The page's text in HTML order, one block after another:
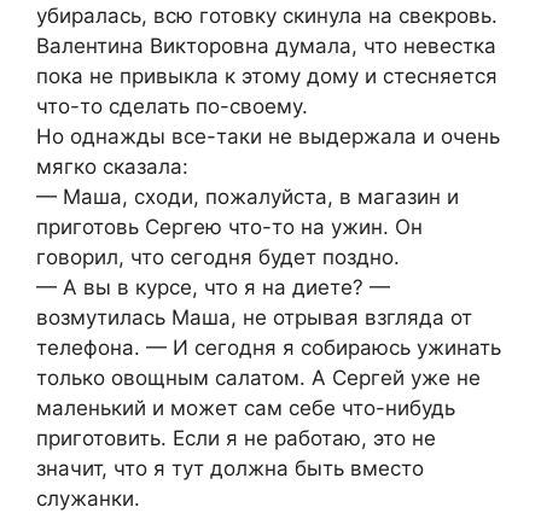
убиралась, всю готовку скинула на свекровь.
Валентина Викторовна думала, что невестка
пока не привыкла к этому дому и стесняется
что-то сделать по-своему.
Но однажды все-таки не выдержала и очень
мягко сказала:
— Маша, сходи, пожалуйста, в магазин и
приготовь Сергею что-то на ужин. Он
говорил, что сегодня будет поздно.
— А вы в курсе, что я на диете? —
возмутилась Маша, не отрывая взгляда от
телефона. — И сегодня я собираюсь ужинать
только овощным салатом. А Сергей уже не
маленький и может сам себе что-нибудь
приготовить. Если я не работаю, это не
значит, что я тут должна быть вместо
служанки.